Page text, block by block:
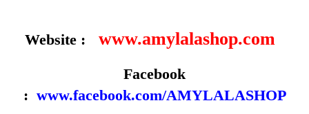
Website : www.amylalashop.com
Facebook
: www.facebook.com/AMYLALASHOP